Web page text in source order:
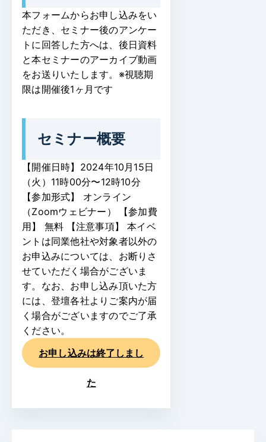
本フォームからお申し込みをい
ただき、セミナー後のアンケー
トに回答した方へは、後日資料
と本セミナーのアーカイブ動画
をお送りいたします。※視聴期
限は開催後1ヶ月です
セミナー概要
【開催日時】2024年10月15日
（火）11時00分〜12時10分
【参加形式】 オンライン
（Zoomウェビナー）
【参加費
用】 無料
【注意事項】 本イベ
ントは同業他社や対象者以外の
お申込みについては、お断りさ
せていただく場合がございま
す。なお、お申し込み頂いた方
には、登壇各社よりご案内が届
く場合がございますのでご了承
ください。
お申し込みは終了しまし
た